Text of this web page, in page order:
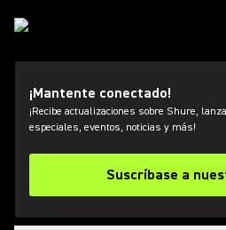
¡Mantente conectado!
¡Recibe actualizaciones sobre Shure,
especiales, eventos, noticias y más!
Suscríbase a